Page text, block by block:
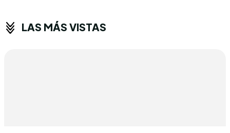
LAS MÁS VISTAS